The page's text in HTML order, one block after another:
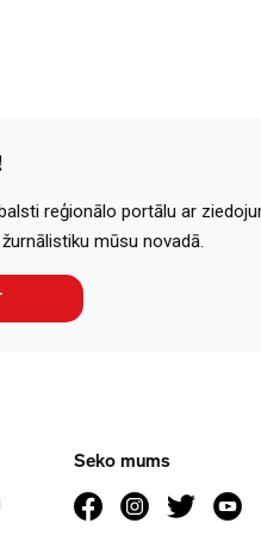
reģionālo portālu ar
mūsu novadā.
Seko mums